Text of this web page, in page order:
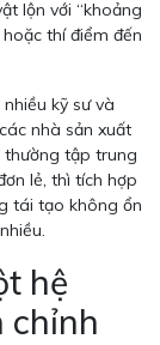
lộn với “khoảng
thí điểm đến
kỹ sư và
nhà sản xuất
thường tập trung
lẻ, thì tích hợp
tái tạo không ổn
hệ
chỉnh